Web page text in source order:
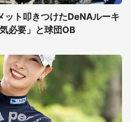
ット叩きつけたDeNAルーキ
必要」と球団OB